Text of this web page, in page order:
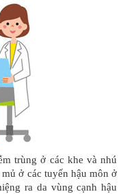
trùng ở các khe và nhú
ở các tuyến hậu môn ở
ra da vùng cạnh hậu